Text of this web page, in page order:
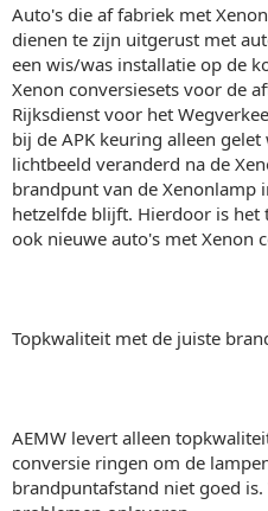
Auto's die af fabriek met
dienen te zijn uitgerust met
een wis/was installatie op de
Xenon conversiesets voor de
Rijksdienst voor het
bij de APK keuring alleen
lichtbeeld veranderd na de
brandpunt van de Xenonlamp
hetzelfde blijft. Hierdoor is
ook nieuwe auto's met Xenon
Topkwaliteit met de juiste
AEMW levert alleen
conversie ringen om de
brandpuntafstand niet goed